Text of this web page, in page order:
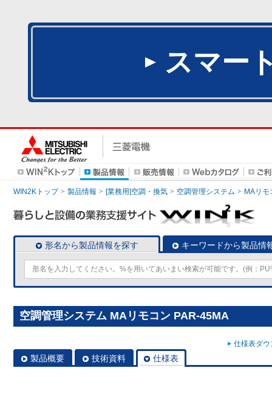
スマー
WIN2Kトップ 製品情報 [業務用]空調・換気 空調管理システム MAリモ
形名から製品情報を探す キーワードから製品情
空調管理システム MAリモコン PAR-45MA
仕様表ダ
製品概要 技術資料 仕様表